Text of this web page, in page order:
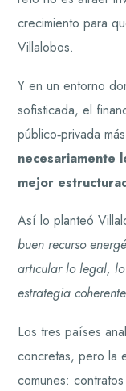
crecimiento para
Villalobos.
Y en un entorno
sofisticada, el
público‑privada
necesariamente
mejor
Así lo planteó
buen recurso
articular lo legal,
estrategia
Los tres países
concretas, pero la
comunes: